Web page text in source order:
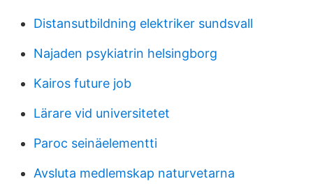
Distansutbildning elektriker sundsvall
Najaden psykiatrin helsingborg
Kairos future job
Lärare vid universitetet
Paroc seinäelementti
Avsluta medlemskap naturvetarna